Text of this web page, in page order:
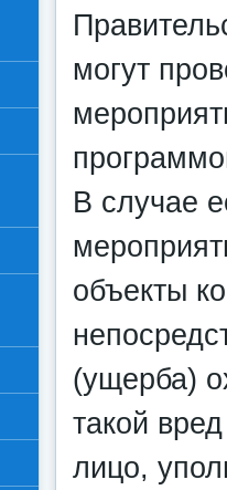
могут
В случае
объекты
(ущерба)
такой
лицо,